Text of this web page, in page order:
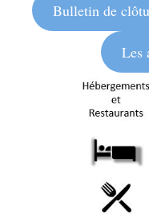
Bulletin de
Les